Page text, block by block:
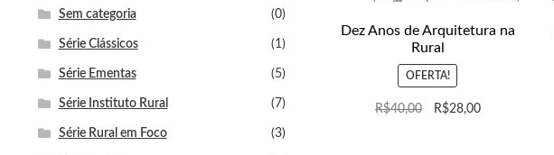
Dez Anos de Arquitetura na
Rural
OFERTA!
R$40,00 R$28,00
Sem categoria (0)
Série Clássicos (1)
Série Ementas (5)
Série Instituto Rural (7)
Série Rural em Foco (3)